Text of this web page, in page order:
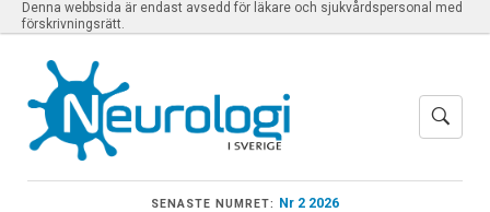
Denna webbsida är endast avsedd för läkare och sjukvårdspersonal med
förskrivningsrätt.
SENASTE NUMRET: Nr 2 2026